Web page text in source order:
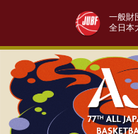
一般財
全日本